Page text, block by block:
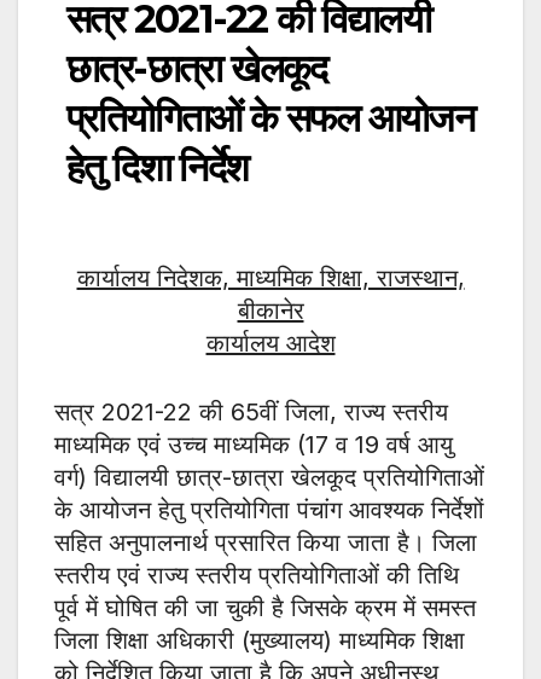
सत्र 2021-22 की विद्यालयी
छात्र-छात्रा खेलकूद
प्रतियोगिताओं के सफल आयोजन
हेतु दिशा निर्देश
कार्यालय निदेशक, माध्यमिक शिक्षा, राजस्थान,
बीकानेर
कार्यालय आदेश
सत्र 2021-22 की 65वीं जिला, राज्य स्तरीय
माध्यमिक एवं उच्च माध्यमिक (17 व 19 वर्ष आयु
वर्ग) विद्यालयी छात्र-छात्रा खेलकूद प्रतियोगिताओं
के आयोजन हेतु प्रतियोगिता पंचांग आवश्यक निर्देशों
सहित अनुपालनार्थ प्रसारित किया जाता है। जिला
स्तरीय एवं राज्य स्तरीय प्रतियोगिताओं की तिथि
पूर्व में घोषित की जा चुकी है जिसके क्रम में समस्त
जिला शिक्षा अधिकारी (मुख्यालय) माध्यमिक शिक्षा